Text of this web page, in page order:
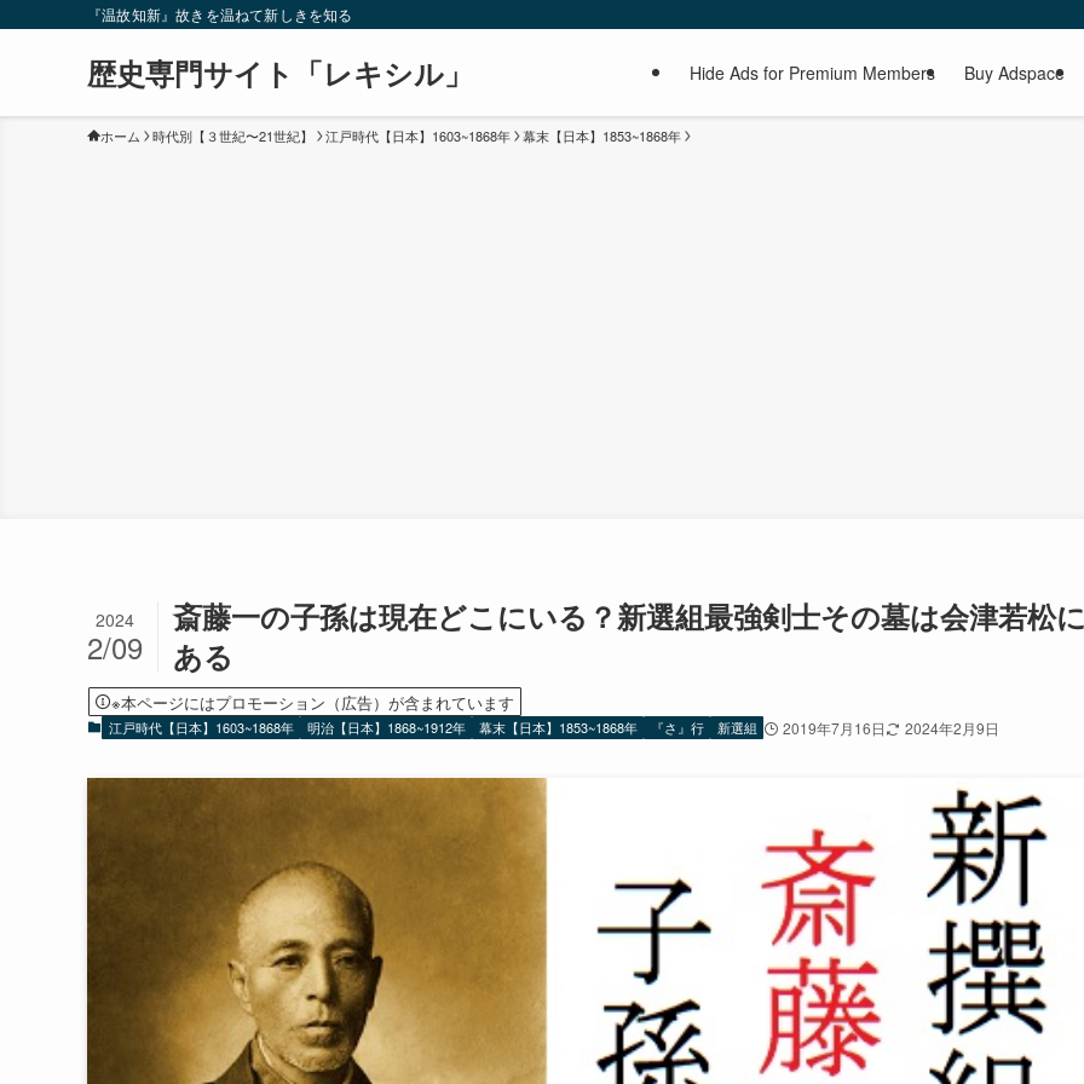
『温故知新』故きを温ねて新しきを知る
歴史専門サイト「レキシル」 Hide Ads for Premium Members Buy Adspace
ホーム 時代別【３世紀〜21世紀】 江戸時代【日本】1603~1868年 幕末【日本】1853~1868年
斎藤一の子孫は現在どこにいる？新選組最強剣士その墓は会津若松
ある
2024
2/09
※本ページにはプロモーション（広告）が含まれています
江戸時代【日本】1603~1868年 明治【日本】1868~1912年 幕末【日本】1853~1868年 『さ』行 新選組 2019年7月16日 2024年2月9日